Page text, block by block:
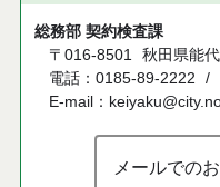
総務部 契約検査課
〒016-8501 秋田県能
電話：0185-89-2222
E-mail：
メールでの